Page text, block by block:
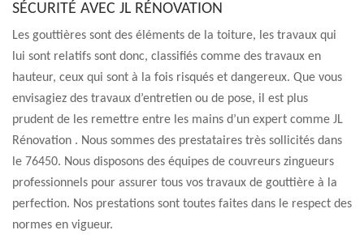
SÉCURITÉ AVEC JL RÉNOVATION
Les gouttières sont des éléments de la toiture, les travaux qui
lui sont relatifs sont donc, classifiés comme des travaux en
hauteur, ceux qui sont à la fois risqués et dangereux. Que vous
envisagiez des travaux d’entretien ou de pose, il est plus
prudent de les remettre entre les mains d’un expert comme JL
Rénovation . Nous sommes des prestataires très sollicités dans
le 76450. Nous disposons des équipes de couvreurs zingueurs
professionnels pour assurer tous vos travaux de gouttière à la
perfection. Nos prestations sont toutes faites dans le respect des
normes en vigueur.